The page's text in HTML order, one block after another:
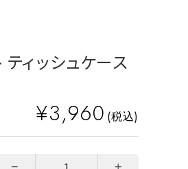
ィッシュケース
¥3,960 (税込)